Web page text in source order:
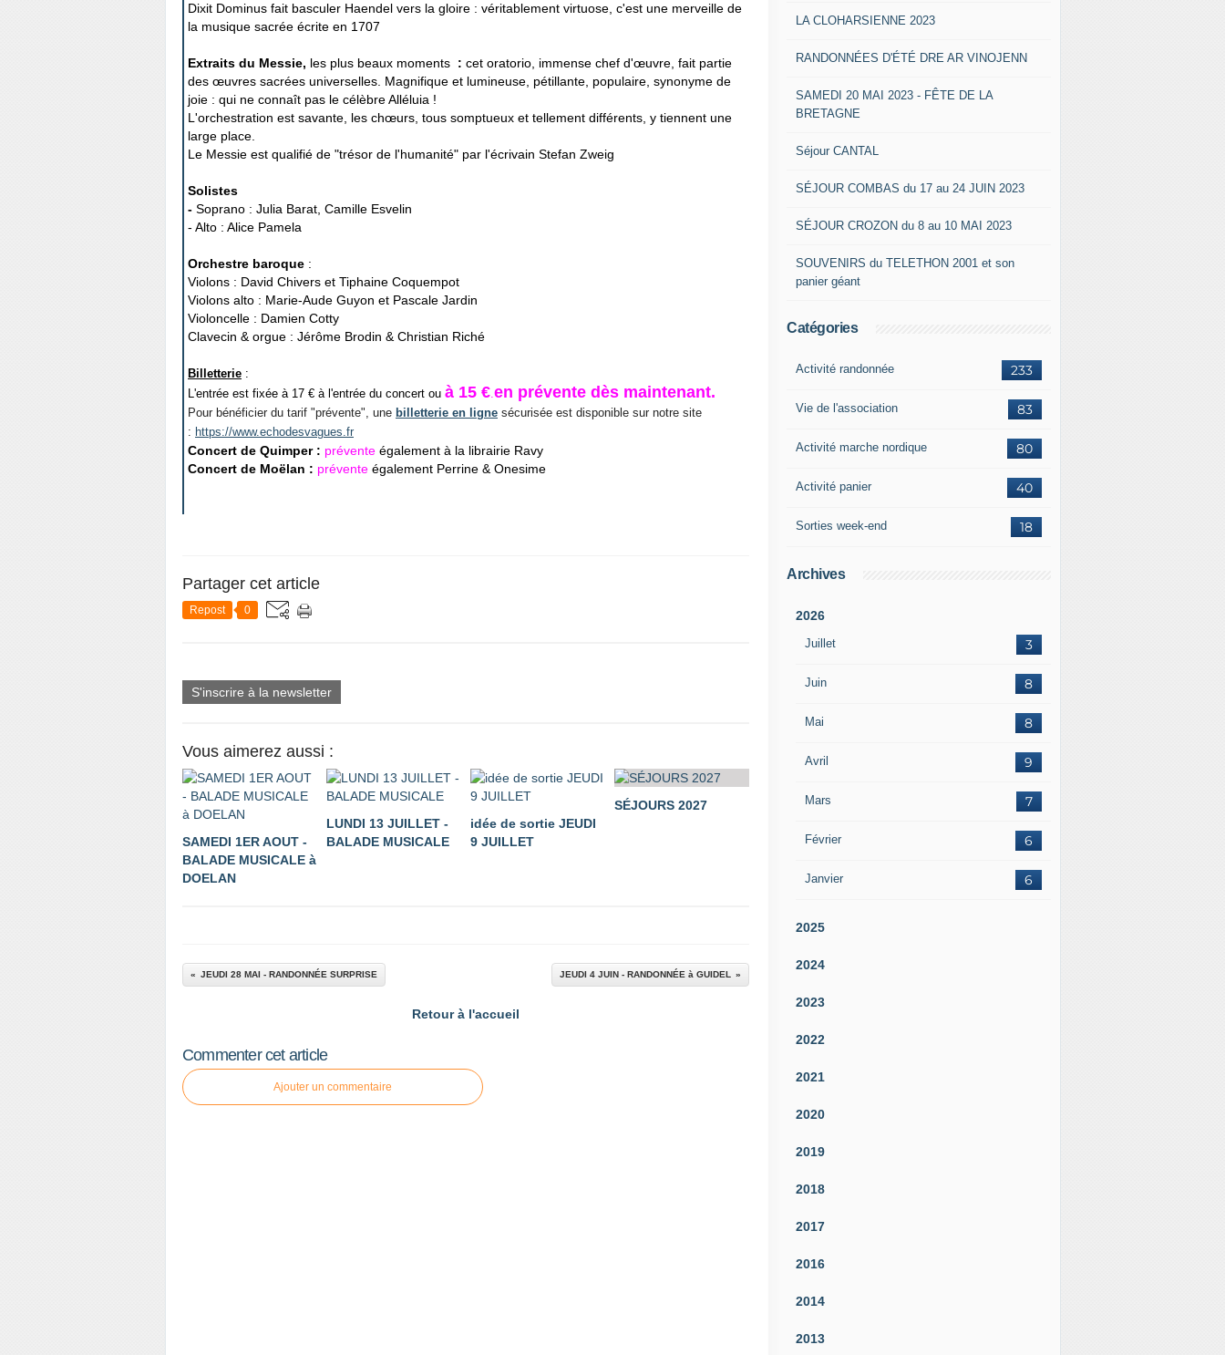
Dixit Dominus fait basculer Haendel vers la gloire : véritablement virtuose, c'est une merveille de
la musique sacrée écrite en 1707
Extraits du Messie, les plus beaux moments : cet oratorio, immense chef d'œuvre, fait partie
des œuvres sacrées universelles. Magnifique et lumineuse, pétillante, populaire, synonyme de
joie : qui ne connaît pas le célèbre Alléluia !
L'orchestration est savante, les chœurs, tous somptueux et tellement différents, y tiennent une
large place.
Le Messie est qualifié de "trésor de l'humanité" par l'écrivain Stefan Zweig
Solistes
- Soprano : Julia Barat, Camille Esvelin
- Alto : Alice Pamela
Orchestre baroque :
Violons : David Chivers et Tiphaine Coquempot
Violons alto : Marie-Aude Guyon et Pascale Jardin
Violoncelle : Damien Cotty
Clavecin & orgue : Jérôme Brodin & Christian Riché
Billetterie :
L'entrée est fixée à 17 € à l'entrée du concert ou à 15 €.en prévente dès maintenant.
Pour bénéficier du tarif "prévente", une billetterie en ligne sécurisée est disponible sur notre site
: https://www.echodesvagues.fr
Concert de Quimper : prévente également à la librairie Ravy
Concert de Moëlan : prévente également Perrine & Onesime
Partager cet article
Repost 0
S'inscrire à la newsletter
Vous aimerez aussi :
SAMEDI 1ER AOUT -
BALADE MUSICALE à
DOELAN
LUNDI 13 JUILLET -
BALADE MUSICALE
idée de sortie JEUDI
9 JUILLET
SÉJOURS 2027
JEUDI 28 MAI - RANDONNÉE SURPRISE JEUDI 4 JUIN - RANDONNÉE à GUIDEL
Retour à l'accueil
Commenter cet article
Ajouter un commentaire
LA CLOHARSIENNE 2023
RANDONNÉES D'ÉTÉ DRE AR VINOJENN
SAMEDI 20 MAI 2023 - FÊTE DE LA
BRETAGNE
Séjour CANTAL
SÉJOUR COMBAS du 17 au 24 JUIN 2023
SÉJOUR CROZON du 8 au 10 MAI 2023
SOUVENIRS du TELETHON 2001 et son
panier géant
Catégories
233
Activité randonnée
83
Vie de l'association
80
Activité marche nordique
40
Activité panier
18
Sorties week-end
Archives
2026
Juillet 3
Juin 8
Mai 8
Avril 9
Mars 7
Février 6
Janvier 6
2025
2024
2023
2022
2021
2020
2019
2018
2017
2016
2014
2013